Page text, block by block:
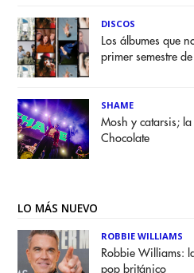
DISCOS
Los álbumes que
primer semestre
SHAME
Mosh y catarsis;
Chocolate
LO MÁS NUEVO
ROBBIE WILLIAMS
Robbie Williams:
pop británico